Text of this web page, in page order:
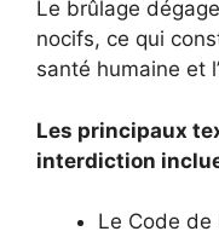
Le brûlage
nocifs, ce qui
santé humaine et
Les principaux
interdiction
Le Code de